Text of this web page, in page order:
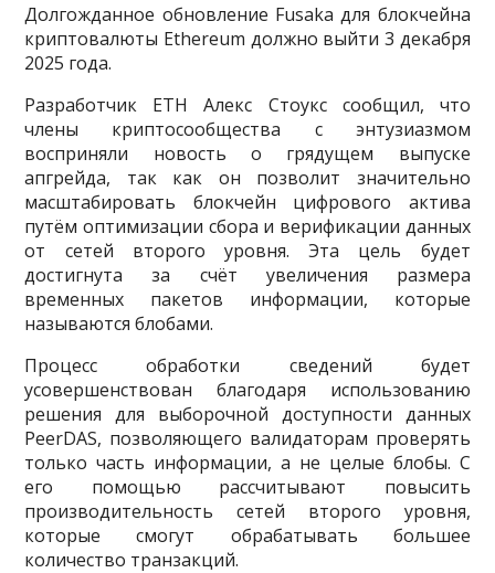
Долгожданное обновление Fusaka для блокчейна
криптовалюты Ethereum должно выйти 3 декабря
2025 года.
Разработчик ETH Алекс Стоукс сообщил, что
члены криптосообщества с энтузиазмом
восприняли новость о грядущем выпуске
апгрейда, так как он позволит значительно
масштабировать блокчейн цифрового актива
путём оптимизации сбора и верификации данных
от сетей второго уровня. Эта цель будет
достигнута за счёт увеличения размера
временных пакетов информации, которые
называются блобами.
Процесс обработки сведений будет
усовершенствован благодаря использованию
решения для выборочной доступности данных
PeerDAS, позволяющего валидаторам проверять
только часть информации, а не целые блобы. С
его помощью рассчитывают повысить
производительность сетей второго уровня,
которые смогут обрабатывать большее
количество транзакций.